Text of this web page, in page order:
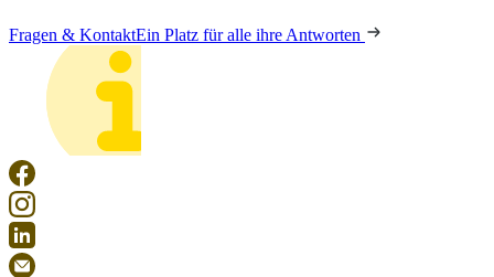
Fragen & KontaktEin Platz für alle ihre Antworten